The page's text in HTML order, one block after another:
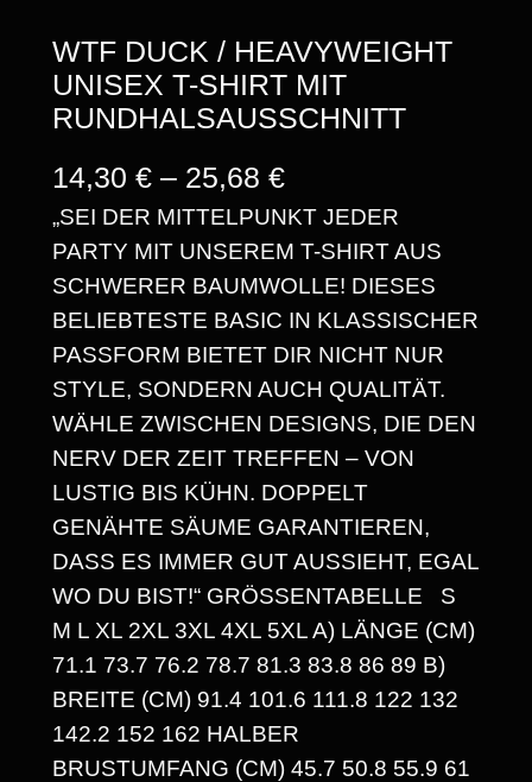
WTF DUCK / HEAVYWEIGHT
UNISEX T-SHIRT MIT
RUNDHALSAUSSCHNITT
14,30 € – 25,68 €P
R
E
I
S
S
P
A
N
N
E
:
1
4
„SEI DER MITTELPUNKT JEDER
PARTY MIT UNSEREM T-SHIRT AUS
SCHWERER BAUMWOLLE! DIESES
BELIEBTESTE BASIC IN KLASSISCHER
PASSFORM BIETET DIR NICHT NUR
STYLE, SONDERN AUCH QUALITÄT.
WÄHLE ZWISCHEN DESIGNS, DIE DEN
NERV DER ZEIT TREFFEN – VON
LUSTIG BIS KÜHN. DOPPELT
GENÄHTE SÄUME GARANTIEREN,
DASS ES IMMER GUT AUSSIEHT, EGAL
WO DU BIST!“ GRÖSSENTABELLE S M
L XL 2XL 3XL 4XL 5XL A) LÄNGE (CM) 7
1.1 73.7 76.2 78.7 81.3 83.8 86 89 B) B
REITE (CM) 91.4 101.6 111.8 122 132 1
42.2 152 162 HALBER B
RUSTUMFANG (CM) 45.7 50.8 55.9 61 6